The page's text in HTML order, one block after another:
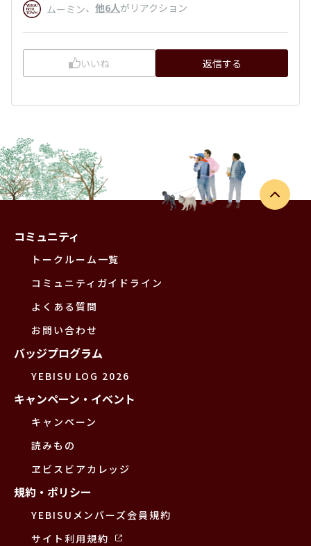
ムーミン、 他6人がリアクション
いいね 返信する
コミュニティ
トークルーム一覧
コミュニティガイドライン
よくある質問
お問い合わせ
バッジプログラム
YEBISU LOG 2026
キャンペーン・イベント
キャンペーン
読みもの
ヱビスビアカレッジ
規約・ポリシー
YEBISUメンバーズ会員規約
サイト利用規約